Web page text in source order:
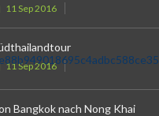
11 Sep 2016
11 Sep 2016
Bangkok nach Nong Khai